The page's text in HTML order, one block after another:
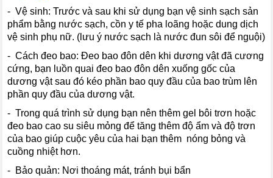
- Vệ sinh: Trước và sau khi sử dụng bạn vệ sinh sạch sản
phẩm bằng nước sạch, cồn y tế pha loãng hoặc dung dịch
vệ sinh phụ nữ. (lưu ý nước sạch là nước đun sôi để nguội)
- Cách đeo bao: Đeo bao đôn dên khi dương vật đã cương
cứng, bạn luồn quai đeo bao đôn dên xuống gốc của
dương vật sau đó kéo phần bao quy đầu của bao trùm lên
phần quy đầu của dương vật.
- Trong quá trình sử dụng bạn nên thêm gel bôi trơn hoặc
đeo bao cao su siêu mỏng để tăng thêm độ ẩm và độ trơn
của bao giúp cuộc yêu của hai bạn thêm nóng bỏng và
cuồng nhiệt hơn.
- Bảo quản: Nơi thoáng mát, tránh bụi bẩn